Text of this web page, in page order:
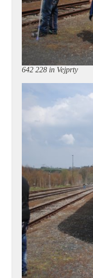
642 228 in Vejprty